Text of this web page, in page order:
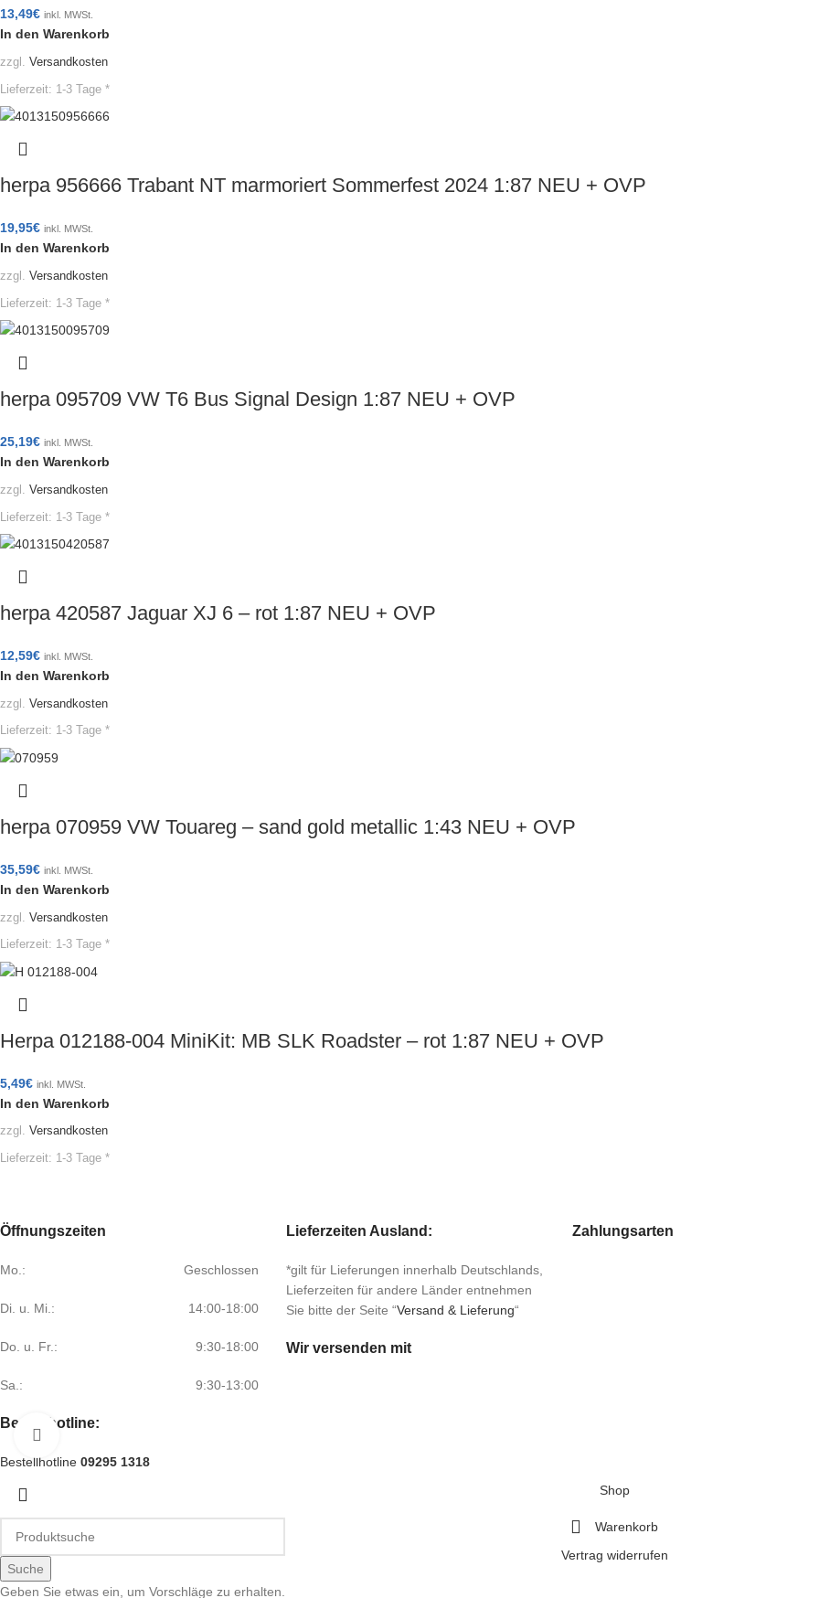
13,49€ inkl. MWSt.
In den Warenkorb
zzgl. Versandkosten
Lieferzeit: 1-3 Tage *
herpa 956666 Trabant NT marmoriert Sommerfest 2024 1:87 NEU + OVP
19,95€ inkl. MWSt.
In den Warenkorb
zzgl. Versandkosten
Lieferzeit: 1-3 Tage *
herpa 095709 VW T6 Bus Signal Design 1:87 NEU + OVP
25,19€ inkl. MWSt.
In den Warenkorb
zzgl. Versandkosten
Lieferzeit: 1-3 Tage *
herpa 420587 Jaguar XJ 6 – rot 1:87 NEU + OVP
12,59€ inkl. MWSt.
In den Warenkorb
zzgl. Versandkosten
Lieferzeit: 1-3 Tage *
herpa 070959 VW Touareg – sand gold metallic 1:43 NEU + OVP
35,59€ inkl. MWSt.
In den Warenkorb
zzgl. Versandkosten
Lieferzeit: 1-3 Tage *
Herpa 012188-004 MiniKit: MB SLK Roadster – rot 1:87 NEU + OVP
5,49€ inkl. MWSt.
In den Warenkorb
zzgl. Versandkosten
Lieferzeit: 1-3 Tage *
Öffnungszeiten
Mo.: Geschlossen
Di. u. Mi.: 14:00-18:00
Do. u. Fr.: 9:30-18:00
Sa.: 9:30-13:00
Bestellhotline:
Bestellhotline 09295 1318
Lieferzeiten Ausland:
*gilt für Lieferungen innerhalb Deutschlands,
Lieferzeiten für andere Länder entnehmen
Sie bitte der Seite “Versand & Lieferung“
Wir versenden mit
Zahlungsarten
Suche
Geben Sie etwas ein, um Vorschläge zu erhalten.
Shop
Warenkorb
Vertrag widerrufen